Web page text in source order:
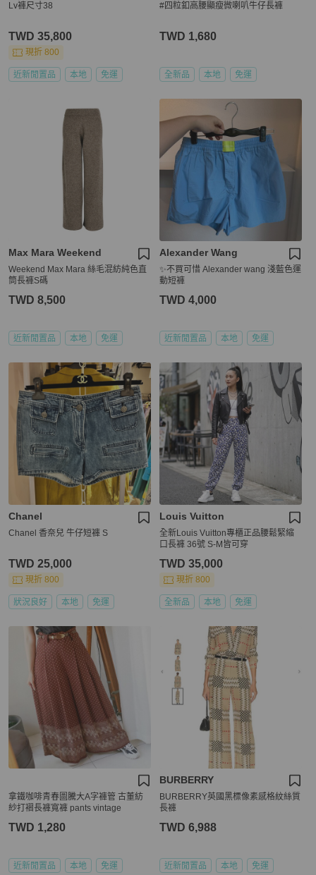
Lv褲尺寸38
TWD 35,800
現折 800
近新閒置品 本地 免運
#四粒釦高腰顯瘦微喇叭牛仔長褲
TWD 1,680
全新品 本地 免運
Max Mara Weekend
Weekend Max Mara 絲毛混紡純色直
筒長褲S碼
TWD 8,500
近新閒置品 本地 免運
Alexander Wang
✨不買可惜 Alexander wang 淺藍色運
動短褲
TWD 4,000
近新閒置品 本地 免運
Chanel
Chanel 香奈兒 牛仔短褲 S
TWD 25,000
現折 800
狀況良好 本地 免運
Louis Vuitton
全新Louis Vuitton專櫃正品腰鬆緊縮
口長褲 36號 S-M皆可穿
TWD 35,000
現折 800
全新品 本地 免運
拿鐵咖啡青春圖騰大A字褲管 古董紡
紗打褶長褲寬褲 pants vintage
TWD 1,280
近新閒置品 本地 免運
BURBERRY
BURBERRY英國黑標像素感格紋絲質
長褲
TWD 6,988
近新閒置品 本地 免運